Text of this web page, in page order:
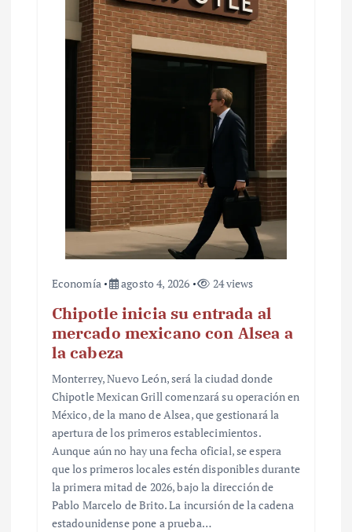
Economía agosto 4, 2026 24 views
Chipotle inicia su entrada al
mercado mexicano con Alsea a
la cabeza
Monterrey, Nuevo León, será la ciudad donde
Chipotle Mexican Grill comenzará su operación en
México, de la mano de Alsea, que gestionará la
apertura de los primeros establecimientos.
Aunque aún no hay una fecha oficial, se espera
que los primeros locales estén disponibles durante
la primera mitad de 2026, bajo la dirección de
Pablo Marcelo de Brito. La incursión de la cadena
estadounidense pone a prueba…